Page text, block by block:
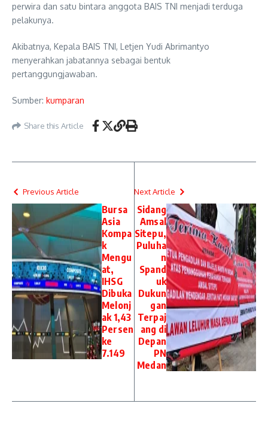
perwira dan satu bintara anggota BAIS TNI menjadi terduga
pelakunya.
Akibatnya, Kepala BAIS TNI, Letjen Yudi Abrimantyo
menyerahkan jabatannya sebagai bentuk
pertanggungjawaban.
Sumber: kumparan
Share this Article
Previous Article
Bursa
Asia
Kompa
k
Mengu
at,
IHSG
Dibuka
Melonj
ak 1,43
Persen
ke
7.149
Next Article
Sidang
Amsal
Sitepu,
Puluha
n
Spand
uk
Dukun
gan
Terpaj
ang di
Depan
PN
Medan